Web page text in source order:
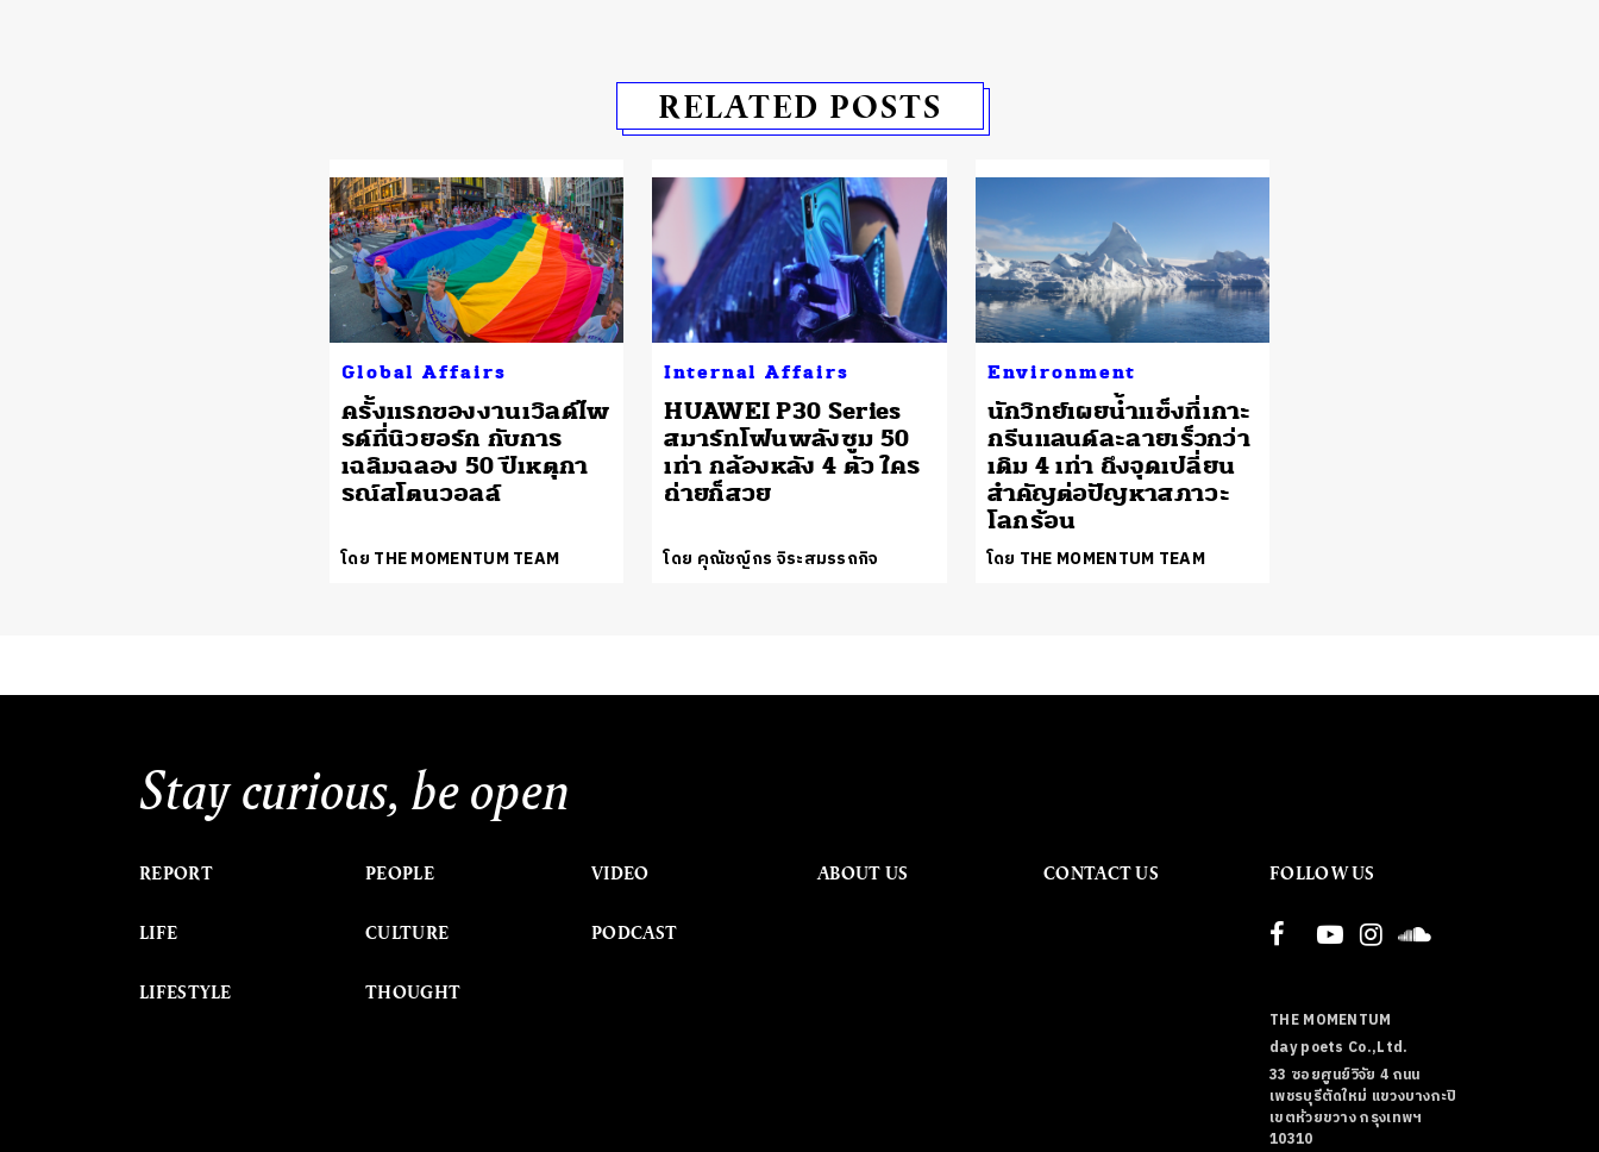
RELATED POSTS
Global Affairs
ครั้งแรกของงานเวิลด์ไพ
รด์ที่นิวยอร์ก กับการ
เฉลิมฉลอง 50 ปีเหตุกา
รณ์สโตนวอลล์
โดย THE MOMENTUM TEAM
Internal Affairs
HUAWEI P30 Series
สมาร์ทโฟนพลังซูม 50
เท่า กล้องหลัง 4 ตัว ใคร
ถ่ายก็สวย
โดย คุณัชญ์กร จิระสมรรถกิจ
Environment
นักวิทย์เผยน้ำแข็งที่เกาะ
กรีนแลนด์ละลายเร็วกว่า
เดิม 4 เท่า ถึงจุดเปลี่ยน
สำคัญต่อปัญหาสภาวะ
โลกร้อน
โดย THE MOMENTUM TEAM
Stay curious, be open
REPORT
LIFE
LIFESTYLE
PEOPLE
CULTURE
THOUGHT
VIDEO
PODCAST
ABOUT US CONTACT US FOLLOW US
THE MOMENTUM
day poets Co.,Ltd.
33 ซอยศูนย์วิจัย 4 ถนน
เพชรบุรีตัดใหม่ แขวงบางกะปิ
เขตห้วยขวาง กรุงเทพฯ
10310